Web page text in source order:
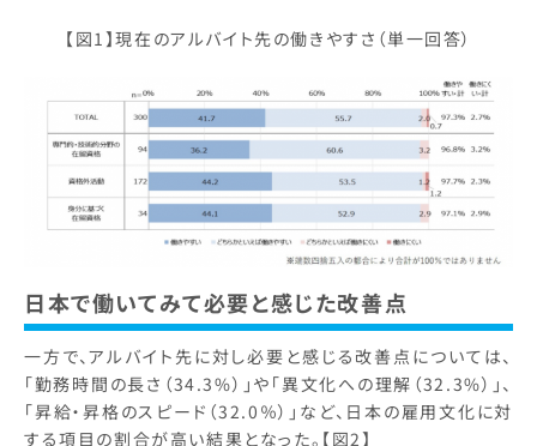
【図1】現在のアルバイト先の働きやすさ（単一回答）
日本で働いてみて必要と感じた改善点
一方で、アルバイト先に対し必要と感じる改善点については、
「勤務時間の長さ（34.3%）」や「異文化への理解（32.3%）」、
「昇給・昇格のスピード（32.0％）」など、日本の雇用文化に対
する項目の割合が高い結果となった。【図2】